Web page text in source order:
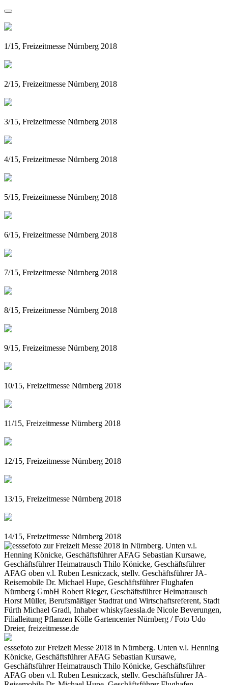
1/15, Freizeitmesse Nürnberg 2018
2/15, Freizeitmesse Nürnberg 2018
3/15, Freizeitmesse Nürnberg 2018
4/15, Freizeitmesse Nürnberg 2018
5/15, Freizeitmesse Nürnberg 2018
6/15, Freizeitmesse Nürnberg 2018
7/15, Freizeitmesse Nürnberg 2018
8/15, Freizeitmesse Nürnberg 2018
9/15, Freizeitmesse Nürnberg 2018
10/15, Freizeitmesse Nürnberg 2018
11/15, Freizeitmesse Nürnberg 2018
12/15, Freizeitmesse Nürnberg 2018
13/15, Freizeitmesse Nürnberg 2018
14/15, Freizeitmesse Nürnberg 2018
esssefoto zur Freizeit Messe 2018 in Nürnberg. Unten v.l. Henning
Könicke, Geschäftsführer AFAG Sebastian Kursawe,
Geschäftsführer Heimatrausch Thilo Könicke, Geschäftsführer
AFAG oben v.l. Ruben Lesniczack, stellv. Geschäftsführer JA-